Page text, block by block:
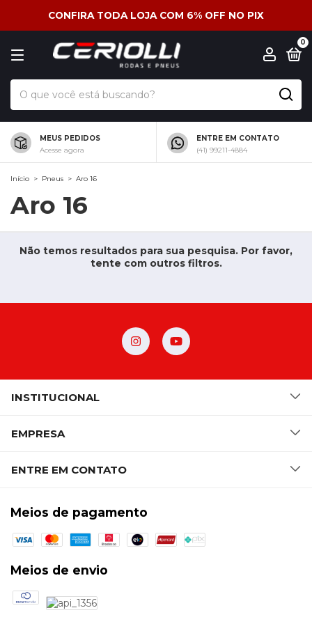
CONFIRA TODA LOJA COM 6% OFF NO PIX
0
MEUS PEDIDOS
Acesse agora
ENTRE EM CONTATO
(41) 99211-4884
Início > Pneus > Aro 16
Aro 16
Não temos resultados para sua pesquisa. Por favor,
tente com outros filtros.
INSTITUCIONAL
EMPRESA
ENTRE EM CONTATO
Meios de pagamento
Meios de envio